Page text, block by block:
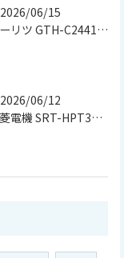
2026/06/15
ノーリツ GTH-C2441AWX から
2026/06/12
三菱電機 SRT-HPT37W7 から